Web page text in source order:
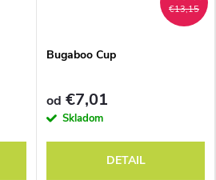
€13,15
Bugaboo Cup
od €7,01
Skladom
DETAIL